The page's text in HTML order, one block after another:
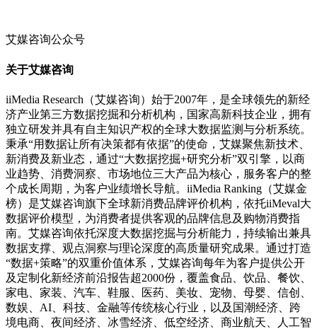
艾媒咨询公众号
关于艾媒咨询
iiMedia Research（艾媒咨询）始于2007年，是全球领先的新经
济产业第三方数据挖掘和分析机构，国家高新科技企业，拥有
独立研发并具有自主知识产权的全球大数据监测与分析系统。
秉承“用数据让所有决策都有依据”的使命，艾媒聚焦新技术、
新消费及新业态，通过“大数据挖掘+研究分析”双引擎，以商
业趋势、消费洞察、市场地位三大产品为核心，服务客户的整
个成长周期，为客户业绩增长导航。iiMedia Ranking（艾媒金
榜）是艾媒咨询旗下全球新消费品牌评价机构，依托iiMeval大
数据评价模型，为消费者提供客观的品牌信息及购物消费指
南。艾媒咨询依托深度大数据挖掘与分析能力，持续输出兼具
数据支撑、观点洞察与理论深度的高质量研究成果。通过打造
“数据+策略”的双重价值体系，艾媒咨询每年为客户提供公开
及定制化新经济前沿报告超2000份，覆盖食品、饮品、餐饮、
家电、家装、汽车、鞋服、医药、美妆、宠物、母婴、信创、
数娱、AI、科技、金融等传统核心行业，以及国潮经济、跨
境电商、夜间经济、冰雪经济、低空经济、商业航天、人工智